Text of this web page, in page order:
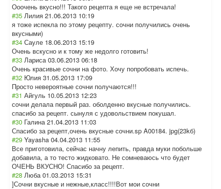
Ооочень вкусно!!! Такого рецепта я еще не встречала!
#35 Лилия 21.06.2013 10:19
я тоже испекла по этому рецепту. сочни получились очень
вкусными)
#34 Сауле 18.06.2013 15:19
Очень вскусно и к тому же недолго готовить!
#33 Лариса 03.06.2013 06:18
Очень красивые сочни на фото. Хочу попробовать испечь.
#32 Юлия 31.05.2013 17:09
Просто невероятные сочни получаются!!!
#31 Айгуль 10.05.2013 12:23
сочни делала первый раз. оболденно вкусные получились.
спасибо за рецепт. сынуля с удовольствием покушал.
#30 Галина 21.04.2013 11:03
Спасибо за рецепт,очень вкусные сочни.sp A00184. jpg(23kб)
#29 Yayasha 04.04.2013 11:55
Все приготовила, сейчас начну лепить, правда муки побольше
добавила, а то тесто жидковато. Не сомневаюсь что будет
ОЧЕНЬ ВКУСНО! Спасибо за рецепт.
#28 Люба 01.03.2013 15:31
]Сочни вкусные и нежные,класс!!!!Вот мои сочни